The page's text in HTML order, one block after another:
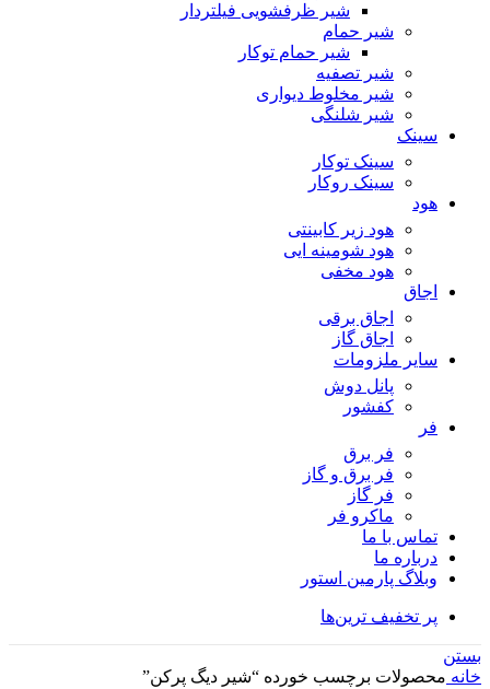
شیر ظرفشویی فیلتردار
شیر حمام
شیر حمام توکار
شیر تصفیه
شیر مخلوط دیواری
شیر شلنگی
سینک
سینک توکار
سینک روکار
هود
هود زیر كابینتی
هود شومینه ایی
هود مخفى
اجاق
اجاق برقى
اجاق گاز
سایر ملزومات
پانل دوش
کفشور
فر
فر برق
فر برق و گاز
فر گاز
ماكرو فر
تماس با ما
درباره ما
وبلاگ پارمین استور
پر تخفیف ترین‌ها
بستن
خانه محصولات برچسب خورده “شیر دیگ پرکن”